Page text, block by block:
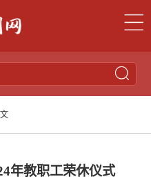
年教职工荣休仪式